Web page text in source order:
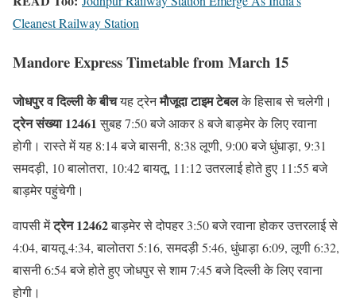
Cleanest Railway Station
Mandore Express Timetable from March 15
जाेधपुर व दिल्ली के बीचयह ट्रेनमाैजूदा टाइम टेबलके हिसाब से चलेगी।
ट्रेन संख्या 12461सुबह 7:50 बजे आकर 8 बजे बाड़मेर के लिए रवाना
होगी। रास्ते में यह 8:14 बजे बासनी, 8:38 लूणी, 9:00 बजे धुंधाड़ा, 9:31
समदड़ी, 10 बालोतरा, 10:42 बायतू, 11:12 उतरलाई होते हुए 11:55 बजे
बाड़मेर पहुंचेगी।
वापसी मेंट्रेन 12462बाड़मेर से दोपहर 3:50 बजे रवाना होकर उत्तरलाई से
4:04, बायतू 4:34, बालोतरा 5:16, समदड़ी 5:46, धुंधाड़ा 6:09, लूणी 6:32,
बासनी 6:54 बजे होते हुए जोधपुर से शाम 7:45 बजे दिल्ली के लिए रवाना
होगी।